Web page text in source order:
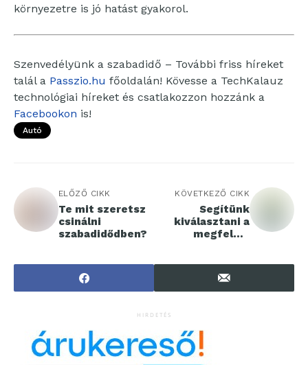
környezetre is jó hatást gyakorol.
Szenvedélyünk a szabadidő – További friss híreket
talál a Passzio.hu főoldalán! Kövesse a TechKalauz
technológiai híreket és csatlakozzon hozzánk a
Facebookon is!
Autó
ELŐZŐ CIKK
Te mit szeretsz
csinálni
szabadidődben?
KÖVETKEZŐ CIKK
Segítünk
kiválasztani a
megfelelő
kaspót
HIRDETÉS